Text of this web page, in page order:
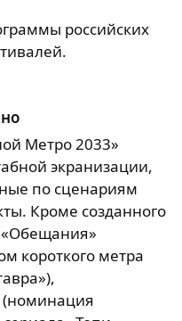
российских
Метро 2033»
экранизации,
по сценариям
Кроме созданного
«Обещания»
короткого метра
(номинация